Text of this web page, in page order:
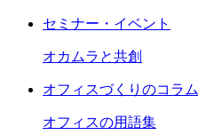
セミナー・イベント
オカムラと共創
オフィスづくりのコラム
オフィスの用語集